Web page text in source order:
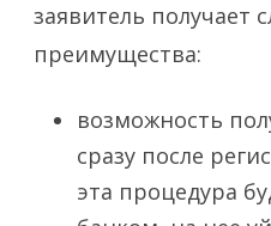
заявитель получает
преимущества:
возможность
сразу после
эта процедура